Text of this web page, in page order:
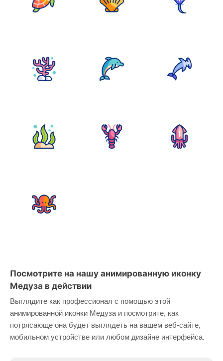
Посмотрите на нашу анимированную иконку
Медуза в действии
Выглядите как профессионал с помощью этой
анимированной иконки Медуза и посмотрите, как
потрясающе она будет выглядеть на вашем веб-сайте,
мобильном устройстве или любом дизайне интерфейса.